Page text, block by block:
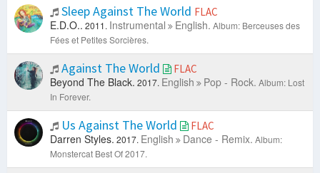
Sleep Against The World FLAC
E.D.O.. 2011. Instrumental English. Album: Berceuses des
Fées et Petites Sorcières.
Against The World FLAC
Beyond The Black. 2017. English Pop - Rock. Album: Lost
In Forever.
Us Against The World FLAC
Darren Styles. 2017. English Dance - Remix. Album:
Monstercat Best Of 2017.